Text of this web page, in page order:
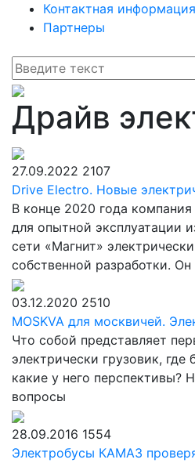
Контактная информация
Партнеры
Драйв
27.09.2022 2107
Drive Electro. Новые
В конце 2020 года
для опытной эксплуатации
сети «Магнит»
собственной разработки. Он
03.12.2020 2510
MOSKVA для москвичей.
Что собой представляет
электрически грузовик, где
какие у него перспективы?
вопросы
28.09.2016 1554
Электробусы КАМАЗ